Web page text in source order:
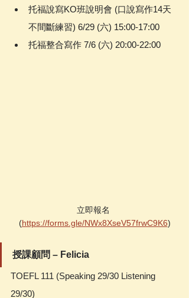
托福說寫KO班說明會 (口說寫作14天
不間斷練習) 6/29 (六) 15:00-17:00
托福整合寫作 7/6 (六) 20:00-22:00
立即報名
(https://forms.gle/NWx8XseV57frwC9K6)
授課顧問 – Felicia
TOEFL 111 (Speaking 29/30 Listening
29/30)